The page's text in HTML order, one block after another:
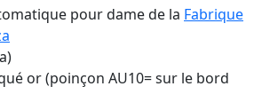
pour dame de la Fabrique
or (poinçon AU10= sur le bord